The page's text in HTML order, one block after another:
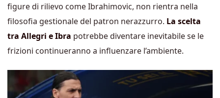
figure di rilievo come Ibrahimovic, non rientra nella
filosofia gestionale del patron nerazzurro. La scelta
tra Allegri e Ibra potrebbe diventare inevitabile se le
frizioni continueranno a influenzare l’ambiente.